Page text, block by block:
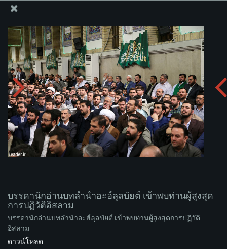
บรรดานักอ่านบทลำนำอะฮ์ลุลบัยต์ เข้าพบท่านผู้สูงสุดการ
ปฏิวัติอิสลาม
อัพโหลดอัลบั่ม:
บรรดานักอ่านบทลำนำอะฮ์ลุลบัยต์ เข้าพบท่านผู้สูงสุด
การปฏิวัติอิสลาม
บรรดานักอ่านบทลำนำอะฮ์ลุลบัยต์ เข้าพบท่านผู้สูงสุดการปฏิวัติ
อิสลาม
ดาวน์โหลด